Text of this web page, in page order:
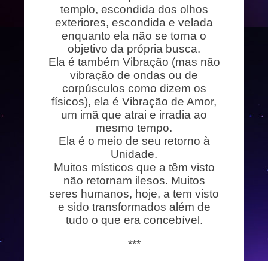
templo, escondida dos olhos
exteriores, escondida e velada
enquanto ela não se torna o
objetivo da própria busca.
Ela é também Vibração (mas não
vibração de ondas ou de
corpúsculos como dizem os
físicos), ela é Vibração de Amor,
um imã que atrai e irradia ao
mesmo tempo.
Ela é o meio de seu retorno à
Unidade.
Muitos místicos que a têm visto
não retornam ilesos. Muitos
seres humanos, hoje, a tem visto
e sido transformados além de
tudo o que era concebível.
***